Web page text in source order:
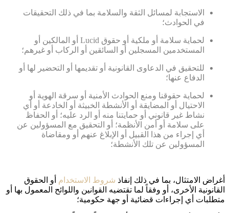
الاستجابة لمسائل الثقة والسلامة بما في ذلك التحقيقات
في الحوادث؛
لحماية سلامة أو ملكية أو حقوق Lucid أو المالكين أو
المستخدمين المسجلين أو السائقين أو الركاب أو غيرهم؛
للتحقيق في الدعاوى القانونية أو تقديمها أو التحضير لها أو
الدفاع عنها؛
لحماية حقوقنا ومنع الحوادث الأمنية أو سرقة الهوية أو
الاحتيال أو المضايقة أو الأنشطة الخبيثة أو الخادعة أو أي
نشاط غير قانوني أو حمايتنا منه أو الرد عليه؛ أو الحفاظ
على سلامة أو أمن الأنظمة؛ أو التحقيق مع المسؤولين عن
أي إجراء من هذا القبيل أو الإبلاغ عنهم أو ومقاضاة
المسؤولين عن تلك الأنشطة؛
أغراض الامتثال، بما في ذلك إنفاذ شروط الاستخدام أو الحقوق
القانونية الأخرى، أو وفقاً لما تقتضيه القوانين واللوائح المعمول بها أو
متطلبات أي إجراءات قضائية أو جهة حكومية؛